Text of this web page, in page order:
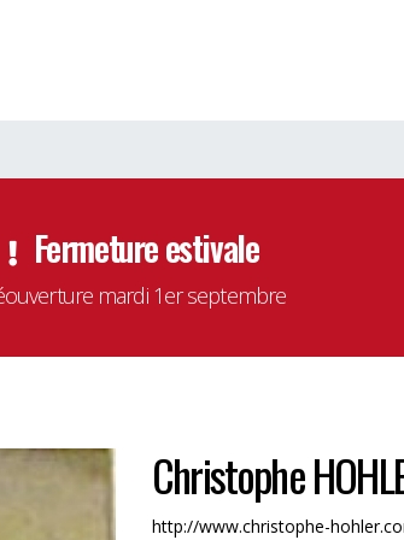
Fermeture estivale
mardi 1er septembre
Christophe
http://www.christophe-